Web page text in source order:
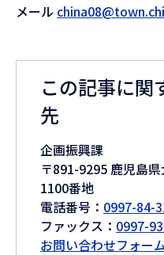
メール
この記事に関
先
企画振興課
〒891-9295 鹿児島
1100番地
電話番号： 0997-84-
ファックス： 0997-
お問い合わせフォー